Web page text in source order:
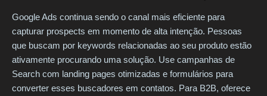
Google Ads continua sendo o canal mais eficiente para
capturar prospects em momento de alta intenção. Pessoas
que buscam por keywords relacionadas ao seu produto estão
ativamente procurando uma solução. Use campanhas de
Search com landing pages otimizadas e formulários para
converter esses buscadores em contatos. Para B2B, oferece